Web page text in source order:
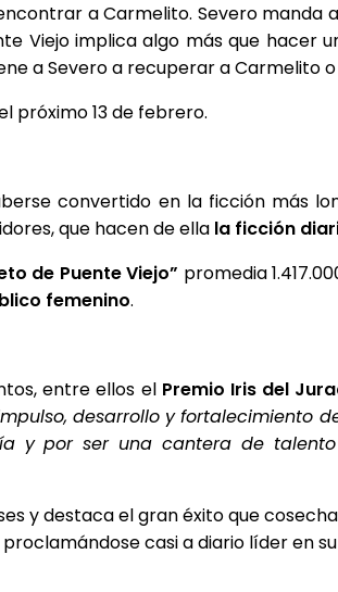
a Carmelito. Severo manda
Viejo implica algo más que hacer
a Severo a recuperar a Carmelito
próximo 13 de febrero.
convertido en la ficción más
que hacen de ella la ficción
de Puente Viejo” promedia
femenino.
entre ellos el Premio Iris del
desarrollo y fortalecimiento
y por ser una cantera de
y destaca el gran éxito que
casi a diario líder en